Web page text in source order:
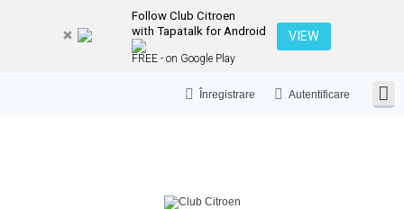
Follow Club Citroen
with Tapatalk for Android
FREE - on Google Play
VIEW
Autentificare
Înregistrare